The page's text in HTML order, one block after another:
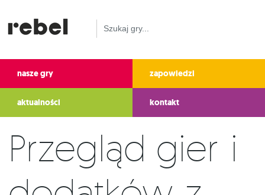
nasze gry zapowiedzi
aktualności kontakt
Przegląd gier i